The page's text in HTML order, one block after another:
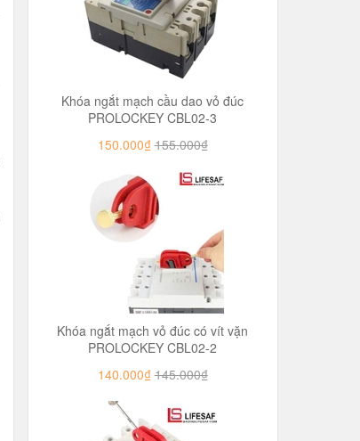
Khóa ngắt mạch cầu dao vỏ đúc
PROLOCKEY CBL02-3
150.000₫ 155.000₫
Khóa ngắt mạch vỏ đúc có vít vặn
PROLOCKEY CBL02-2
140.000₫ 145.000₫